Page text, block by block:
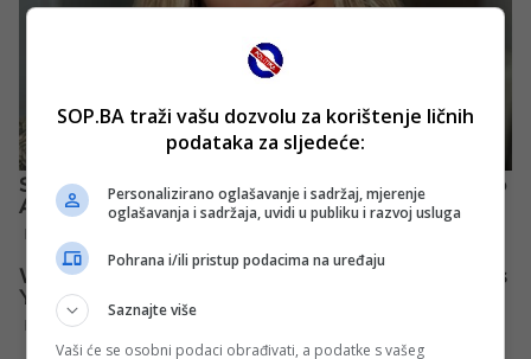
SOP.BA traži vašu dozvolu za korištenje ličnih
podataka za sljedeće:
Personalizirano oglašavanje i sadržaj, mjerenje
oglašavanja i sadržaja, uvidi u publiku i razvoj usluga
Pohrana i/ili pristup podacima na uređaju
Saznajte više
Vaši će se osobni podaci obrađivati, a podatke s vašeg